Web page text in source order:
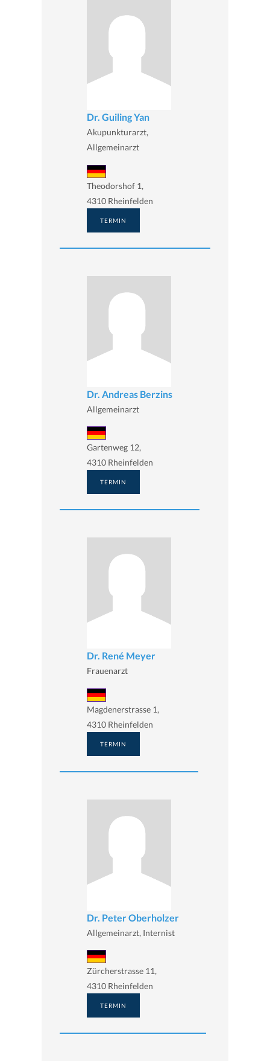
Dr. Guiling Yan
Akupunkturarzt,
Allgemeinarzt
Theodorshof 1,
4310 Rheinfelden
TERMIN
Dr. Andreas Berzins
Allgemeinarzt
Gartenweg 12,
4310 Rheinfelden
TERMIN
Dr. René Meyer
Frauenarzt
Magdenerstrasse 1,
4310 Rheinfelden
TERMIN
Dr. Peter Oberholzer
Allgemeinarzt, Internist
Zürcherstrasse 11,
4310 Rheinfelden
TERMIN